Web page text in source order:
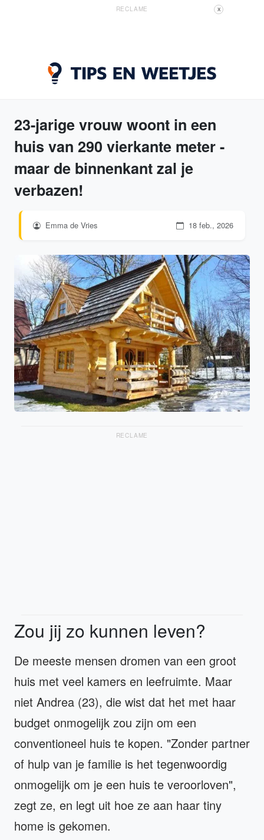
RECLAME X
23-jarige vrouw woont in een
huis van 290 vierkante meter -
maar de binnenkant zal je
verbazen!
Emma de Vries 18 feb., 2026
RECLAME
Zou jij zo kunnen leven?
De meeste mensen dromen van een groot
huis met veel kamers en leefruimte. Maar
niet Andrea (23), die wist dat het met haar
budget onmogelijk zou zijn om een
conventioneel huis te kopen. "Zonder partner
of hulp van je familie is het tegenwoordig
onmogelijk om je een huis te veroorloven",
zegt ze, en legt uit hoe ze aan haar tiny
home is gekomen.